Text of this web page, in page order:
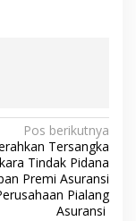
Pos berikutnya
Tersangka
Tindak Pidana
Premi Asuransi
Pialang
Asuransi